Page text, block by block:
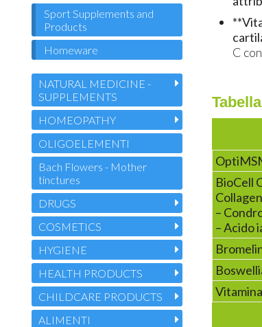
C
BioCell
–
– Acido
Sport Supplements and
Products
Homeware
NATURAL MEDICINE -
SUPPLEMENTS
HOMEOPATHY
OLIGOELEMENTI
Bach Flowers - Mother
tinctures
DRUGS
COSMETICS
HYGIENE
HEALTH PRODUCTS
CHILDCARE PRODUCTS
ALIMENTI